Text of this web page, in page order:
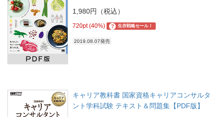
1,980円（税込）
720pt (40%) ? 生存戦略セール！
2019.08.07発売
キャリア教科書 国家資格キャリアコンサルタ
ント学科試験 テキスト＆問題集【PDF版】